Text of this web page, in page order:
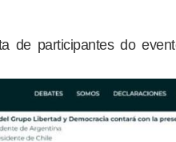
de participantes do